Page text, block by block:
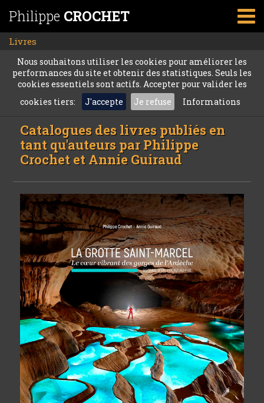
Philippe CROCHET
Livres
Nous souhaitons utiliser les cookies pour améliorer les
performances du site et obtenir des statistiques. Seuls les
cookies essentiels sont actifs. Accepter pour valider les
cookies tiers:
J'accepte Je refuse Informations
Catalogues des livres publiés en
tant qu'auteurs par Philippe
Crochet et Annie Guiraud